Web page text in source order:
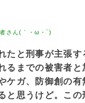
さん(｀・ω・´)
たと刑事が主張す
るまでの被害者
ケガ、防御創の
と思うけど。この